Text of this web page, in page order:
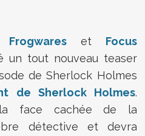
Frogwareset Focus
un tout nouveau teaser
de Sherlock Holmes
de Sherlock Holmes.
la face cachée de la
détective et devra